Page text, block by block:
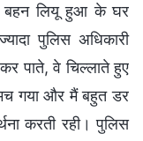
बहन लियू हुआ के घर
पुलिस अधिकारी
पाते, वे चिल्लाते हुए
गया और मैं बहुत डर
करती रही। पुलिस